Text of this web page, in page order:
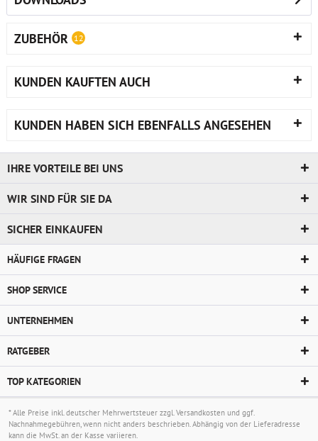
ZUBEHÖR 12
KUNDEN KAUFTEN AUCH
KUNDEN HABEN SICH EBENFALLS ANGESEHEN
IHRE VORTEILE BEI UNS
WIR SIND FÜR SIE DA
SICHER EINKAUFEN
HÄUFIGE FRAGEN
SHOP SERVICE
UNTERNEHMEN
RATGEBER
TOP KATEGORIEN
* Alle Preise inkl. deutscher Mehrwertsteuer zzgl.Versandkosten und ggf.
Nachnahmegebühren, wenn nicht anders beschrieben. Abhängig von der Lieferadresse
kann die MwSt. an der Kasse variieren.